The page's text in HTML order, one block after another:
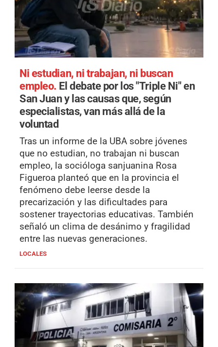
Ni estudian, ni trabajan, ni buscan
empleo. El debate por los "Triple Ni" en
San Juan y las causas que, según
especialistas, van más allá de la
voluntad
Tras un informe de la UBA sobre jóvenes
que no estudian, no trabajan ni buscan
empleo, la socióloga sanjuanina Rosa
Figueroa planteó que en la provincia el
fenómeno debe leerse desde la
precarización y las dificultades para
sostener trayectorias educativas. También
señaló un clima de desánimo y fragilidad
entre las nuevas generaciones.
LOCALES